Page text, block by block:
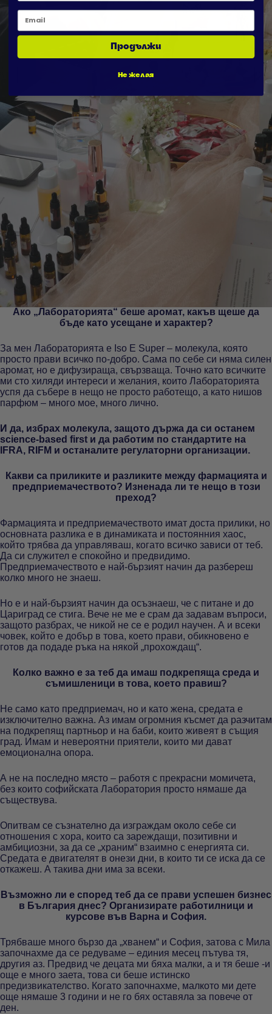
Ако „Лабораторията“ беше аромат, какъв щеше да
бъде като усещане и характер?
За мен Лабораторията е Iso E Super – молекула, която
просто прави всичко по-добро. Сама по себе си няма силен
аромат, но е дифузираща, свързваща. Точно като всичките
ми сто хиляди интереси и желания, които Лабораторията
успя да събере в нещо не просто работещо, а като нишов
парфюм – много мое, много лично.
И да, избрах молекула, защото държа да си останем
science-based first и да работим по стандартите на
IFRA, RIFM и останалите регулаторни организации.
Какви са приликите и разликите между фармацията и
предприемачеството? Изненада ли те нещо в този
преход?
Фармацията и предприемачеството имат доста прилики, но
основната разлика е в динамиката и постоянния хаос,
който трябва да управляваш, когато всичко зависи от теб.
Да си служител е спокойно и предвидимо.
Предприемачеството е най-бързият начин да разбереш
колко много не знаеш.
Но е и най-бързият начин да осъзнаеш, че с питане и до
Цариград се стига. Вече не ме е срам да задавам въпроси,
защото разбрах, че никой не се е родил научен. А и всеки
човек, който е добър в това, което прави, обикновено е
готов да подаде ръка на някой „прохождащ“.
Колко важно е за теб да имаш подкрепяща среда и
съмишленици в това, което правиш?
Не само като предприемач, но и като жена, средата е
изключително важна. Аз имам огромния късмет да разчитам
на подкрепящ партньор и на баби, които живеят в същия
град. Имам и невероятни приятели, които ми дават
емоционална опора.
А не на последно място – работя с прекрасни момичета,
без които софийската Лаборатория просто нямаше да
съществува.
Опитвам се съзнателно да изграждам около себе си
отношения с хора, които са зареждащи, позитивни и
амбициозни, за да се „храним“ взаимно с енергията си.
Средата е двигателят в онези дни, в които ти се иска да се
откажеш. А такива дни има за всеки.
Възможно ли е според теб да се прави успешен бизнес
в България днес? Организирате работилници и
курсове във Варна и София.
Трябваше много бързо да „хванем“ и София, затова с Мила
започнахме да се редуваме – единия месец пътува тя,
другия аз. Предвид че децата ми бяха малки, а и тя беше -и
още е много заета, това си беше истинско
предизвикателство. Когато започнахме, малкото ми дете
още нямаше 3 години и не го бях оставяла за повече от
ден.
Email
Продължи
Не желая